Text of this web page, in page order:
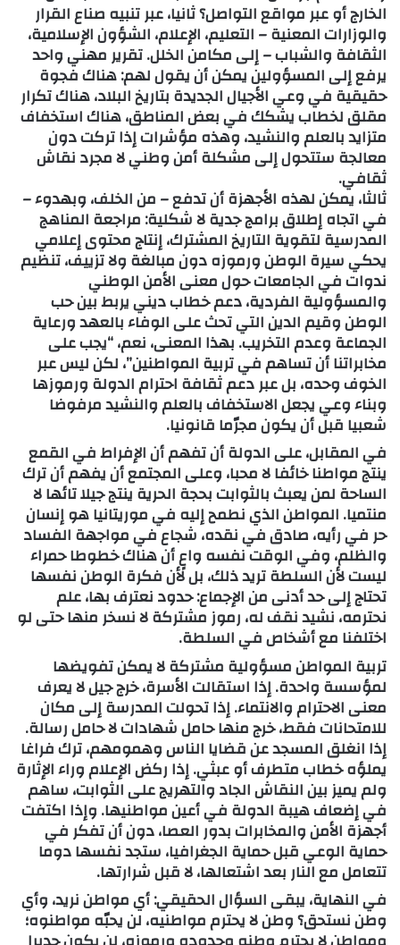
الخارج أو عبر مواقع التواصل؟ ثانيا، عبر تنبيه صناع القرار
والوزارات المعنية – التعليم، الإعلام، الشؤون الإسلامية،
الثقافة والشباب – إلى مكامن الخلل. تقرير مهني واحد
يرفع إلى المسؤولين يمكن أن يقول لهم: هناك فجوة
حقيقية في وعي الأجيال الجديدة بتاريخ البلاد، هناك تكرار
مقلق لخطاب يشكك في بعض المناطق، هناك استخفاف
متزايد بالعلم والنشيد، وهذه مؤشرات إذا تركت دون
معالجة ستتحول إلى مشكلة أمن وطني لا مجرد نقاش
ثقافي.
ثالثا، يمكن لهذه الأجهزة أن تدفع – من الخلف، وبهدوء –
في اتجاه إطلاق برامج جدية لا شكلية: مراجعة المناهج
المدرسية لتقوية التاريخ المشترك، إنتاج محتوى إعلامي
يحكي سيرة الوطن ورموزه دون مبالغة ولا تزييف، تنظيم
ندوات في الجامعات حول معنى الأمن الوطني
والمسؤولية الفردية، دعم خطاب ديني يربط بين حب
الوطن وقيم الدين التي تحث على الوفاء بالعهد ورعاية
الجماعة وعدم التخريب. بهذا المعنى، نعم، “يجب على
مخابراتنا أن تساهم في تربية المواطنين”، لكن ليس عبر
الخوف وحده، بل عبر دعم ثقافة احترام الدولة ورموزها
وبناء وعي يجعل الاستخفاف بالعلم والنشيد مرفوضا
شعبيا قبل أن يكون مجرّما قانونيا.
في المقابل، على الدولة أن تفهم أن الإفراط في القمع
ينتج مواطنا خائفا لا محبا، وعلى المجتمع أن يفهم أن ترك
الساحة لمن يعبث بالثوابت بحجة الحرية ينتج جيلا تائها لا
منتميا. المواطن الذي نطمح إليه في موريتانيا هو إنسان
حر في رأيه، صادق في نقده، شجاع في مواجهة الفساد
والظلم، وفي الوقت نفسه واعٍ أن هناك خطوطا حمراء
ليست لأن السلطة تريد ذلك، بل لأن فكرة الوطن نفسها
تحتاج إلى حد أدنى من الإجماع: حدود نعترف بها، علم
نحترمه، نشيد نقف له، رموز مشتركة لا نسخر منها حتى لو
اختلفنا مع أشخاص في السلطة.
تربية المواطن مسؤولية مشتركة لا يمكن تفويضها
لمؤسسة واحدة. إذا استقالت الأسرة، خرج جيل لا يعرف
معنى الاحترام والانتماء. إذا تحولت المدرسة إلى مكان
للامتحانات فقط، خرج منها حامل شهادات لا حامل رسالة.
إذا انغلق المسجد عن قضايا الناس وهمومهم، ترك فراغا
يملؤه خطاب متطرف أو عبثي. إذا ركض الإعلام وراء الإثارة
ولم يميز بين النقاش الجاد والتهريج على الثوابت، ساهم
في إضعاف هيبة الدولة في أعين مواطنيها. وإذا اكتفت
أجهزة الأمن والمخابرات بدور العصا، دون أن تفكر في
حماية الوعي قبل حماية الجغرافيا، ستجد نفسها دوما
تتعامل مع النار بعد اشتعالها، لا قبل شرارتها.
في النهاية، يبقى السؤال الحقيقي: أي مواطن نريد، وأي
وطن نستحق؟ وطن لا يحترم مواطنيه، لن يحبّه مواطنوه؛